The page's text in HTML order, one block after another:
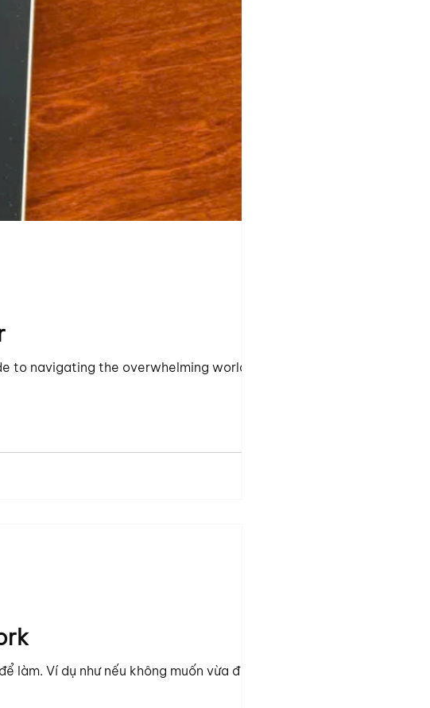
to navigating the overwhelming world of
Ví dụ như nếu không muốn vừa đi làm